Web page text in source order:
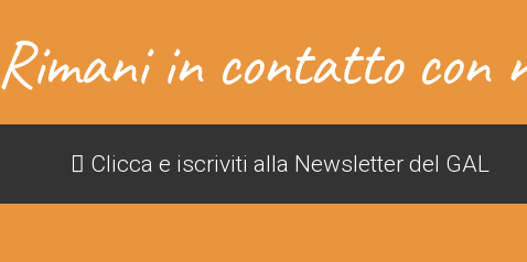
Rimani in contatto con
Clicca e iscriviti alla Newsletter del GAL